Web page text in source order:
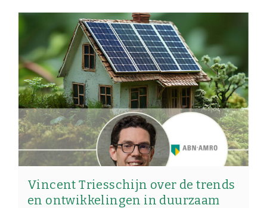
Vincent Triesschijn over de trends
en ontwikkelingen in duurzaam